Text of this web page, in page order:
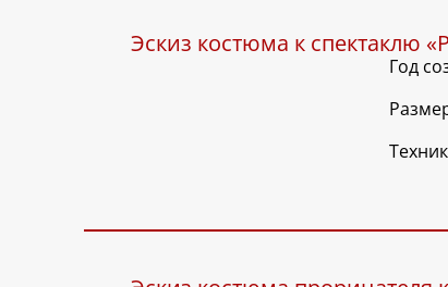
Эскиз костюма к спектаклю
Год